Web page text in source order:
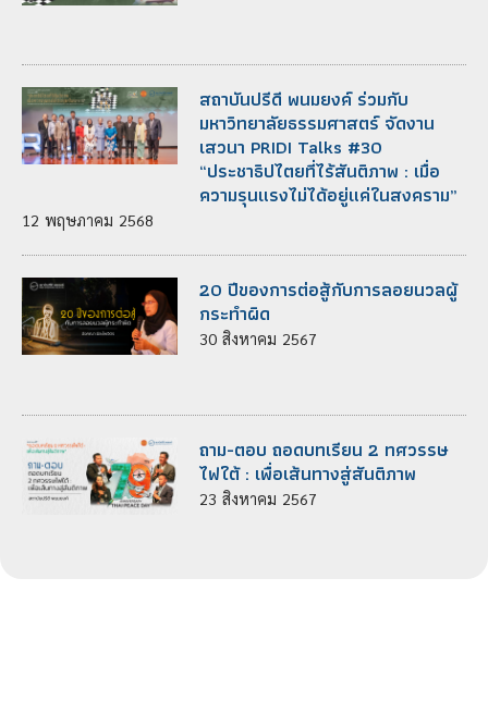
สถาบันปรีดี พนมยงค์ ร่วมกับ
มหาวิทยาลัยธรรมศาสตร์ จัดงาน
เสวนา PRIDI Talks #30
“ประชาธิปไตยที่ไร้สันติภาพ : เมื่อ
ความรุนแรงไม่ได้อยู่แค่ในสงคราม”
12 พฤษภาคม 2568
20 ปีของการต่อสู้กับการลอยนวลผู้
กระทำผิด
30 สิงหาคม 2567
ถาม-ตอบ ถอดบทเรียน 2 ทศวรรษ
ไฟใต้ : เพื่อเส้นทางสู่สันติภาพ
23 สิงหาคม 2567